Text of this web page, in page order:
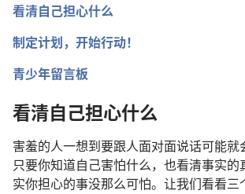
看清自己担心什么
制定计划，开始行动！
青少年留言板
看清自己担心什么
害羞的人一想到要跟人面对面说话可能就
只要你知道自己害怕什么，也看清事实
实你担心的事没那么可怕。让我们看看三